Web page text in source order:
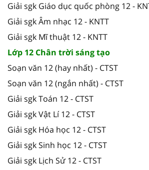
Giải sgk Giáo dục quốc phòng 12 -
Giải sgk Âm nhạc 12 - KNTT
Giải sgk Mĩ thuật 12 - KNTT
Lớp 12 Chân trời sáng tạo
Soạn văn 12 (hay nhất) - CTST
Soạn văn 12 (ngắn nhất) - CTST
Giải sgk Toán 12 - CTST
Giải sgk Vật Lí 12 - CTST
Giải sgk Hóa học 12 - CTST
Giải sgk Sinh học 12 - CTST
Giải sgk Lịch Sử 12 - CTST